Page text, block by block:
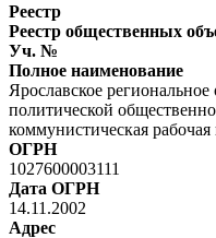
Реестр
Реестр общественных
Уч. №
Полное наименование
Ярославское
политической
коммунистическая рабочая
ОГРН
1027600003111
Дата ОГРН
14.11.2002
Адрес